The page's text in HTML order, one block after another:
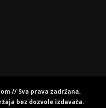
// Sva prava zadržana.
bez dozvole izdavača.